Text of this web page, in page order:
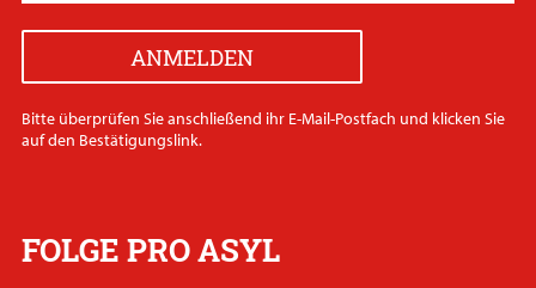
Bitte überprüfen Sie anschließend ihr E-Mail-Postfach und klicken Sie
auf den Bestätigungslink.
FOLGE PRO ASYL